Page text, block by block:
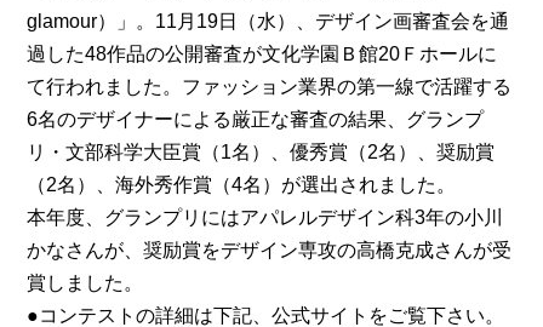
glamour）」。11月19日（水）、デザイン画審査会を通
過した48作品の公開審査が文化学園Ｂ館20Ｆホールに
て行われました。ファッション業界の第一線で活躍する
6名のデザイナーによる厳正な審査の結果、グランプ
リ・文部科学大臣賞（1名）、優秀賞（2名）、奨励賞
（2名）、海外秀作賞（4名）が選出されました。
本年度、グランプリにはアパレルデザイン科3年の小川
かなさんが、奨励賞をデザイン専攻の高橋克成さんが受
賞しました。
●コンテストの詳細は下記、公式サイトをご覧下さい。